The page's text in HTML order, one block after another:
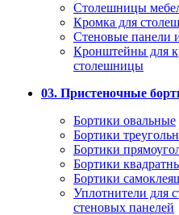
Столешницы
Кромка для
Стеновые
Кронштейны для
столешницы
03. Пристеночные
Бортики овальные
Бортики
Бортики
Бортики
Бортики
Уплотнители для
стеновых панелей